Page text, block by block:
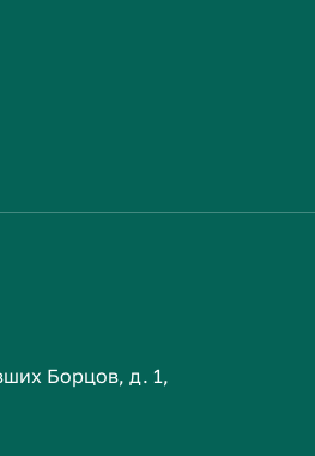
Борцов, д. 1,